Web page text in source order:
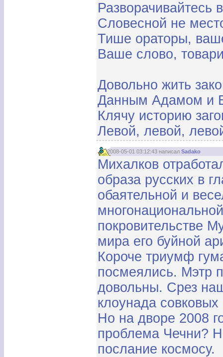
Разворачивайтесь
Словесной не
Тише ораторы,
Ваше слово,
Довольно жить
Данным Адамом и
Клячу историю
Левой, левой,
2008-05-01 03:12:43 написал Sadako
Михалков
образа русских в
обаятельной и
покровительстве
мира его буйной
Короче триумф
посмеялись. Мэтр
довольны. Срез
клоунада
Но на дворе 2008
проблема Чечни?
послание космосу.